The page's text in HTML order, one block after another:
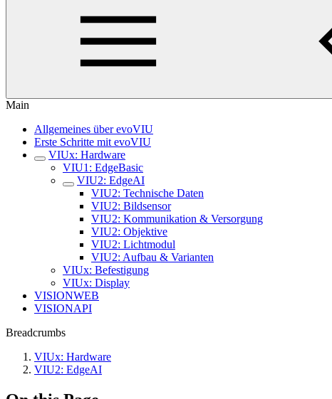
Main
Allgemeines über evoVIU
Erste Schritte mit evoVIU
VIUx: Hardware
VIU1: EdgeBasic
VIU2: EdgeAI
VIU2: Technische Daten
VIU2: Bildsensor
VIU2: Kommunikation & Versorgung
VIU2: Objektive
VIU2: Lichtmodul
VIU2: Aufbau & Varianten
VIUx: Befestigung
VIUx: Display
VISIONWEB
VISIONAPI
Breadcrumbs
VIUx: Hardware
VIU2: EdgeAI